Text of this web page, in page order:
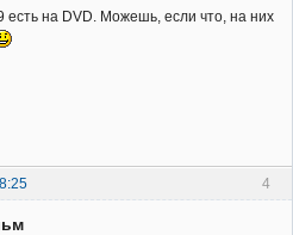
есть на DVD. Можешь, если что, на них
4